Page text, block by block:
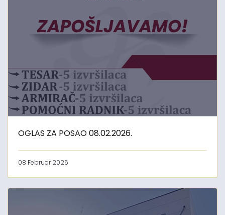
OGLAS ZA POSAO 08.02.2026.
08 Februar 2026